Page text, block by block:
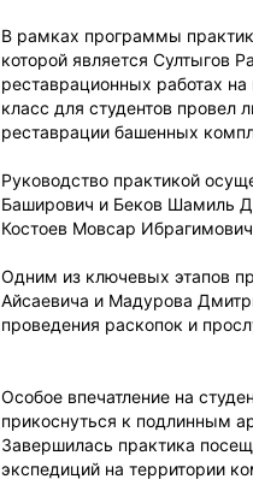
В рамках программы
которой является Султыгов
реставрационных работах
класс для студентов провел
реставрации башенных
Руководство практикой
Баширович и Беков Шамиль
Костоев Мовсар
Одним из ключевых этапов
Айсаевича и Мадурова
проведения раскопок и
Особое впечатление на
прикоснуться к подлинным
Завершилась практика
экспедиций на территории